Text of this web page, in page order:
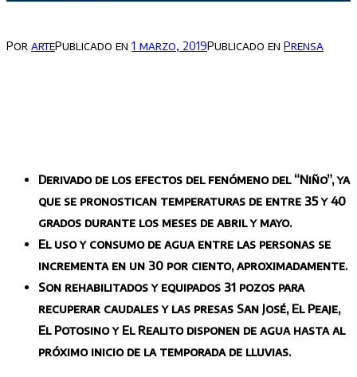
Por artePublicado en 1 marzo, 2019Publicado en Prensa
Derivado de los efectos del fenómeno del “Niño”, ya
que se pronostican temperaturas de entre 35 y 40
grados durante los meses de abril y mayo.
El uso y consumo de agua entre las personas se
incrementa en un 30 por ciento, aproximadamente.
Son rehabilitados y equipados 31 pozos para
recuperar caudales y las presas San José, El Peaje,
El Potosino y El Realito disponen de agua hasta al
próximo inicio de la temporada de lluvias.